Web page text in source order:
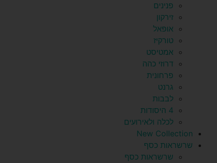
פנינים
זירקון
אופאל
טורקיז
אמטיסט
דרוזי כהה
פרחונית
גרנט
לבבות
4 היסודות
לכלה ולאירועים
New Collection
שרשראות כסף
שרשראות כסף